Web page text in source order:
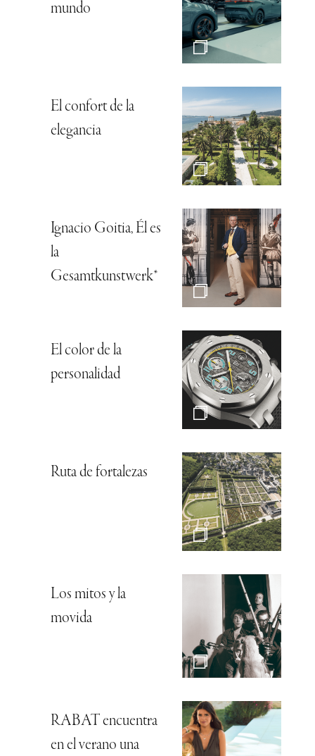
mundo
El confort de la
elegancia
Ignacio Goitia, Él es
la
Gesamtkunstwerk*
El color de la
personalidad
Ruta de fortalezas
Los mitos y la
movida
RABAT encuentra
en el verano una